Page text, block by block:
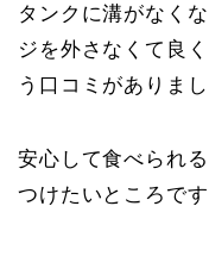
タンクに溝がなく
ジを外さなくて良
う口コミがありまし
安心して食べられ
つけたいところです